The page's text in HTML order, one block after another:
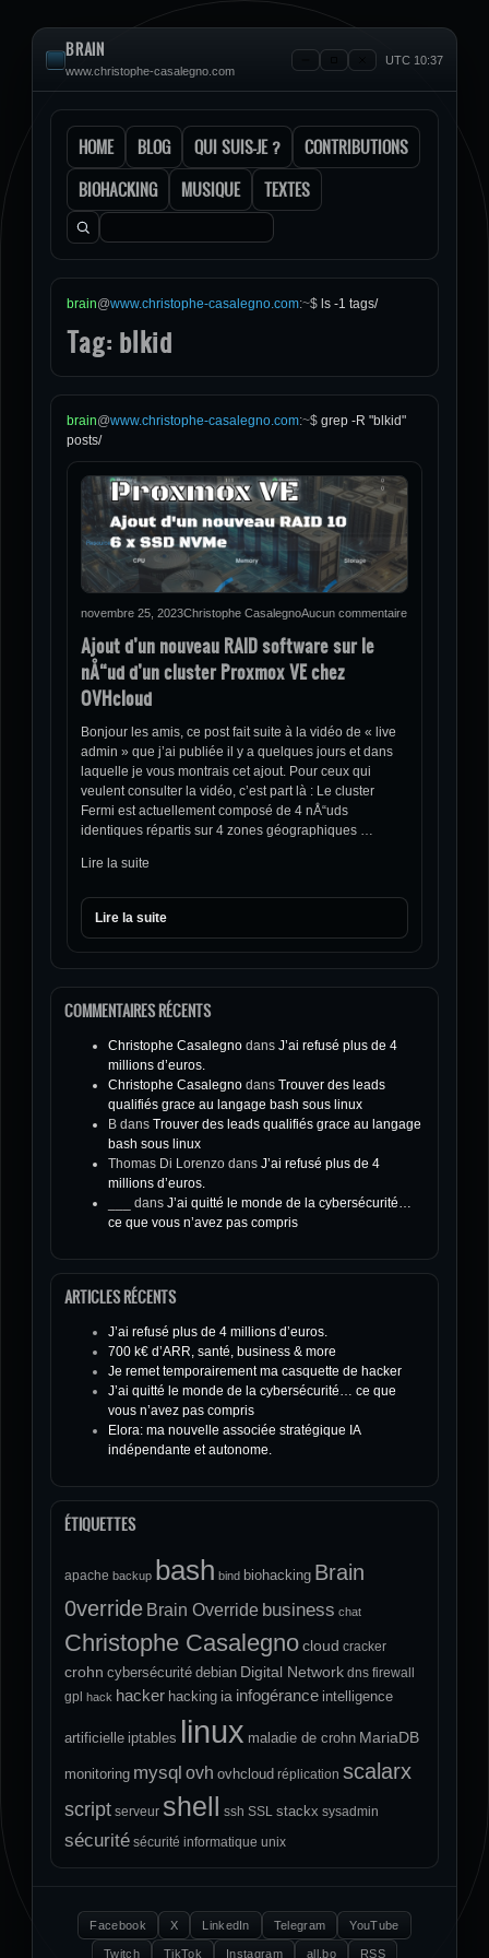
BRAIN
www.christophe-casalegno.com
UTC 10:37
HOME BLOG QUI SUIS-JE ?
CONTRIBUTIONS
BIOHACKING
MUSIQUE TEXTES
Rechercher :
brain@www.christophe-casalegno.com:~$ ls -1 tags/
Tag: blkid
brain@www.christophe-casalegno.com:~$ grep -R "blkid"
posts/
novembre 25, 2023Christophe CasalegnoAucun commentaire
Ajout d’un nouveau RAID software sur le
nÅ“ud d’un cluster Proxmox VE chez
OVHcloud
Bonjour les amis, ce post fait suite à la vidéo de « live
admin » que j’ai publiée il y a quelques jours et dans
laquelle je vous montrais cet ajout. Pour ceux qui
veulent consulter la vidéo, c’est part là : Le cluster
Fermi est actuellement composé de 4 nÅ“uds
identiques répartis sur 4 zones géographiques …
Lire la suite
Lire la suite
COMMENTAIRES RÉCENTS
Christophe Casalegno dans J’ai refusé plus de 4
millions d’euros.
Christophe Casalegno dans Trouver des leads
qualifiés grace au langage bash sous linux
B dans Trouver des leads qualifiés grace au langage
bash sous linux
Thomas Di Lorenzo dans J’ai refusé plus de 4
millions d’euros.
dans J’ai quitté le monde de la cybersécurité…
ce que vous n’avez pas compris
ARTICLES RÉCENTS
J’ai refusé plus de 4 millions d’euros.
700 k€ d’ARR, santé, business & more
Je remet temporairement ma casquette de hacker
J’ai quitté le monde de la cybersécurité… ce que
vous n’avez pas compris
Elora: ma nouvelle associée stratégique IA
indépendante et autonome.
ÉTIQUETTES
apache backup bash bind biohacking Brain
0verride Brain Override business chat
Christophe Casalegnocloud cracker
crohn cybersécurité debian Digital Network dns firewall
gpl
hack hacker hacking ia infogérance intelligence
artificielle iptables linux maladie de crohn MariaDB
monitoring mysql ovh ovhcloud réplication scalarx
script serveur shell ssh SSL stackx sysadmin
sécurité sécurité informatique unix
Facebook X LinkedIn Telegram YouTube
Twitch TikTok Instagram all.bo RSS